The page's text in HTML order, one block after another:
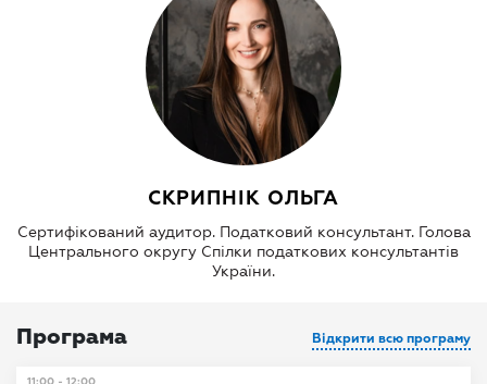
СКРИПНІК ОЛЬГА
Сертифікований аудитор. Податковий консультант. Голова
Центрального округу Спілки податкових консультантів
України.
Програма Відкрити всю програму
11:00 - 12:00